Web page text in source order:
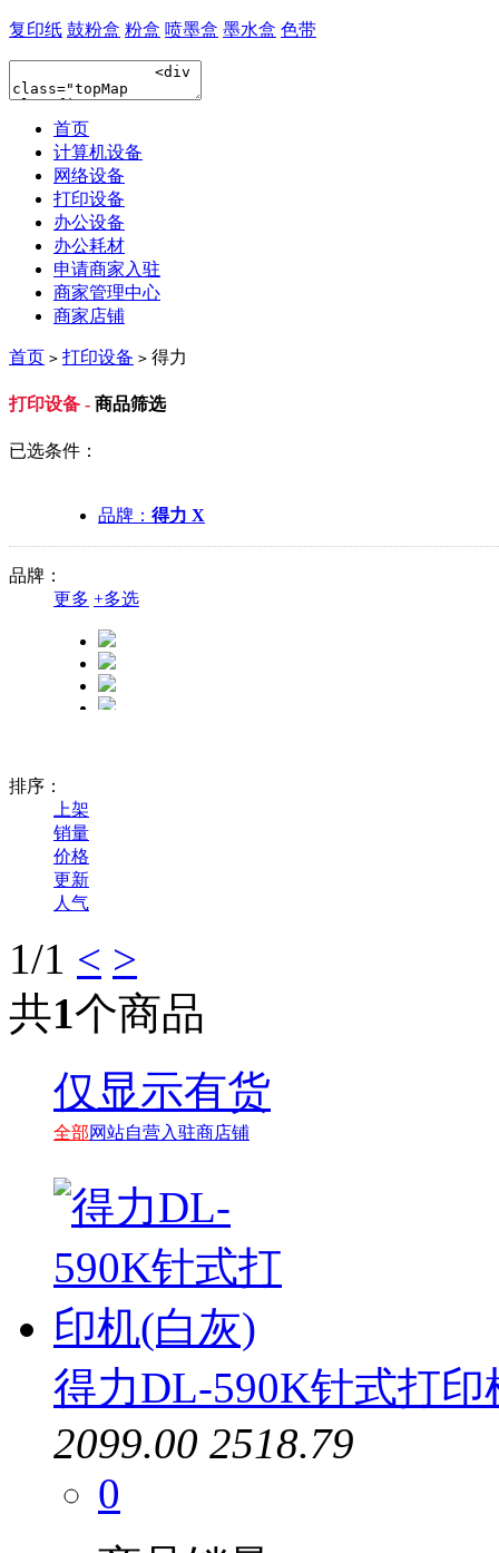
复印纸 鼓粉盒 粉盒 喷墨盒 墨水盒 色带
首页
计算机设备
网络设备
打印设备
办公设备
办公耗材
申请商家入驻
商家管理中心
商家店铺
首页 > 打印设备 > 得力
打印设备 - 商品筛选
已选条件：
品牌： 得力 X
品牌：
更多 +多选
排序：
上架
销量
价格
更新
人气
1/1 < >
共1个商品
仅显示有货
全部网站自营入驻商店铺
得力DL-590K针式打印
2099.00 2518.79
0